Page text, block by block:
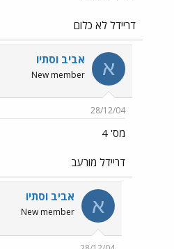
דריידל לא כלום
א אביב וסתיו
New member
28/12/04
מס' 4
דריידל מורעב
א אביב וסתיו
New member